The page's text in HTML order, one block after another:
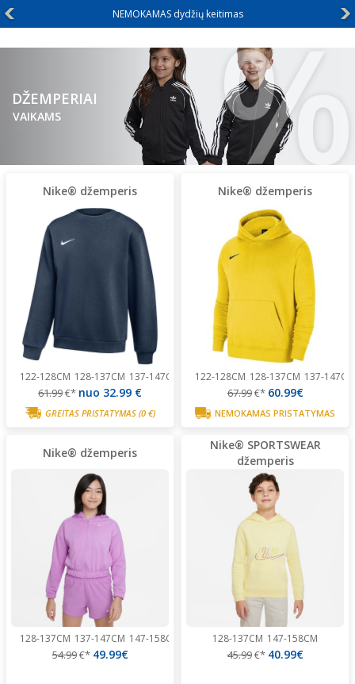
NEMOKAMAS dydžių keitimas
DŽEMPERIAI
VAIKAMS %
Nike® džemperis
122-128CM 128-137CM 137-147CM 147-158CM 158-170CM
61.99€* nuo 32.99 €
GREITAS PRISTATYMAS (0 €)
Nike® džemperis
122-128CM 128-137CM 137-147CM
67.99€* 60.99€
NEMOKAMAS PRISTATYMAS
Nike® džemperis
128-137CM 137-147CM 147-158CM 158-170CM
54.99€* 49.99€
Nike® SPORTSWEAR
džemperis
128-137CM 147-158CM
45.99€* 40.99€